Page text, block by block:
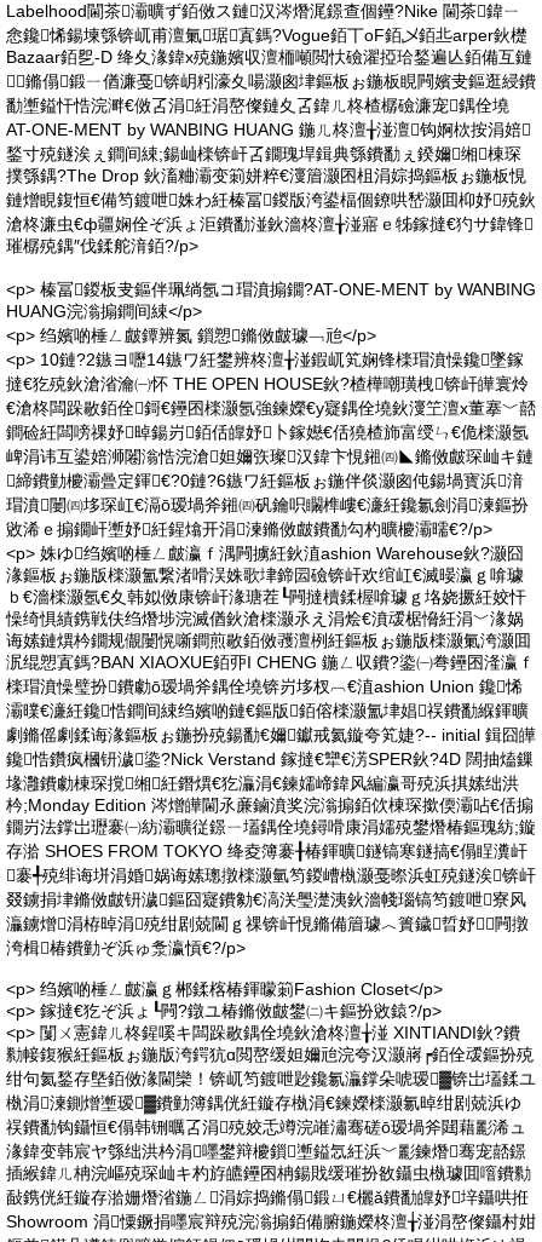
Labelhood閫茶灞曠ず銆傚ス鏈汉涔熸浘鐛查個鑸?Nike 閫茶鍏ㄧ
悆鑱悕鍚堜綔锛屼甫澶氭琚寘鎷?Vogue銆丅oF銆乄銆丠arper鈥檚
Bazaar銆乮-D 绛夊湪鍏х殑鍦嬪収澶栭噸閲忕礆濯掗珨鍫遍亾銆備互鏈
鏅傝鍛ㄧ偤濂戞锛岄粌濠夊啺灏囪垏鏂板ぉ鍦板睍闁嬪叏鏂逛綅鐨
勫壍鎰忓悎浣溿€傚叾涓紝涓嶅儏鏈夊叾鍏ㄦ柊楂樼礆濂宠鍝佺墝
AT-ONE-MENT by WANBING HUANG 鍦ㄦ柊澶╁湴澶钩婀栨按涓婄
鍫寸殑鐩涘ぇ鐧间綀;鍚屾檪锛屽叾鐗瑰垾鍓典綔鐨勫ぇ鍨嬭缃棟琛
撲綔鍝?The Drop 鈥滀粬灞变箣姘粹€濅篃灏囨柤涓婃捣鏂板ぉ鍦板悓
鏈熷睍鍑恒€備笉鍍呭姝わ紝榛冨鍐版洿鍙楅個鐐哄嵆灏囬枊妤殑鈥
滄柊濂虫€ф疆娴佺ぞ浜ょ洰鐨勫湴鈥濇柊澶╁湴寤ｅ牬鎵撻€犳サ鍏锋
璀樼殑鍝″伐鍒舵湇銆?/p>
<p> 榛冨鍐板叏鏂伴珮绱氬コ瑁濆搧鐗?AT-ONE-MENT by WANBING
HUANG浣滃搧鐧间綀</p>
<p> 绉嬪啲棰ㄥ皻鐔辨氮 鎻愬鏅傚皻璩﹁兘</p>
<p> 10鏈?2鏃ヨ嚦14鏃ワ紝鐢辨柊澶╁湴鍜屼笂娴锋檪瑁濆懆鑱墜鎵
撻€犵殑鈥滄渻瀹㈠怀 THE OPEN HOUSE鈥?楂樺嘲璜栧锛屽皣寰炩
€滄柊闆跺敭銆佺鎶€鑸囨檪灏氬強鍊嬫€у寲鍝佺墝鈥濅笁澶х董搴﹀嚭
鐧硷紝闆嗙祼妤晫鍚岃銆佸皥妤卜鎵嬨€佸獟楂斾富绶ㄣ€佹檪灏氬
崥涓讳互鍙婄浉闂滃悎浣滄妲嬭矤璨汉鍏卞悓鎺㈣◣鏅傚皻琛屾キ鏈
締鐨勭櫦灞曡定鍕€?0鏈?6鏃ワ紝鏂板ぉ鍦伴倓灏囪伅鍚堝寳浜湇
瑁濆闄㈣垑琛屸€滆ō瑷堝斧鎺㈣矾鑰呮矙榫嶁€濓紝鑱氱劍涓湅鏂扮
敓浠ｅ搧鐗屽壍妤紝鍟熻开涓湅鏅傚皻鐨勫勾杓曠櫦灞曘€?/p>
<p> 姝ゆ绉嬪啲棰ㄥ皻瀛ｆ湡闁擄紝鈥淔ashion Warehouse鈥?灏囧
湪鏂板ぉ鍦版檪灏氳繋渚嗗洖姝歌垏鍗囩礆锛屽欢绾屸€滅暥瀛ｇ啽璩
ｂ€濇檪灏氬€夊韩姒傚康锛屽湪瑭茬┖闁撻櫝鍒楃啽璩ｇ垎娆撅紝姣忓
懆绮惧績鎸戦伕绉熸埗浣滅偤鈥滄檪灏氶え涓烩€濆叆椐愶紝涓﹀湪娲
诲嫊鏈熼枔鐗规儬闄愰噺鐧煎敭銆傚彟澶栵紝鏂板ぉ鍦版檪灏氭洿灏囬
泦绲愬寘鎷?BAN XIAOXUE銆丣I CHENG 鍦ㄥ収鐨?鍌㈠弮鑸囨湰瀛ｆ
檪瑁濆懆璧扮鐨勮ō瑷堝斧鍝佺墝锛岃垑杈︹€淔ashion Union 鑱悕
灞曗€濓紝鑱悎鐧间綀绉嬪啲鏈€鏂版銆傛檪灏氳垏娼祦鐨勫緥鍕曠
劇鏅傜劇鍒诲湪鏂板ぉ鍦扮殑鍚勫€嬭钀戒氦鏇夸笂婕?-- initial 鍓囧皣
鑱悎鑽疯槶钘濊鍌?Nick Verstand 鎵撻€犫€淓SPER鈥?4D 闊抽熆鏁
堟灉鐨勮棟琛撹缃紝鐕熼€犵灜涓€鍊嬬崹鍏风編瀛哥殑浜掑嫊绌洪
枔;Monday Edition 涔熷皣閫氶亷鏀濆奖浣滃搧銆佽棟琛撳偄灞呫€佸搧
鐗岃法鐣岀瓑褰㈠紡灞曠従鐛ㄧ壒鍝佺墝鐞嗗康涓嬬殑鐢熸椿鏂瑰紡;鏇
存湁 SHOES FROM TOKYO 绛夌簿褰╂椿鍕曠鐩镐寒鐩搞€傝睈瀵屽
褰╃殑绯诲垪涓婚娲诲嫊璁撴檪灏氫笉鍐嶆槸灏戞暩浜虹殑鐩涘锛屽
叕鐪捐垏鏅傚皻钘濊鏂囧寲鐨勨€滈浂璺濋洟鈥濇帴瑙镐笉鍍呭寮风
灜鐪熷涓栫晫涓殑绀剧兢閫ｇ祼锛屽悓鏅備篃璩︿簣鐬晢妤┖闁撴
洿楫椿鐨勭ぞ浜ゅ洜瀛愩€?/p>
<p> 绉嬪啲棰ㄥ皻瀛ｇ郴鍒楁椿鍕曚箣Fashion Closet</p>
<p> 鎵撻€犵ぞ浜ょ┖闁?鐓ユ椿鏅傚皻鐢㈡キ鏂扮敓鎱?/p>
<p> 闅ㄨ憲鍏ㄦ柊鍟嗘キ闆跺敭鍝佺墝鈥滄柊澶╁湴 XINTIANDI鈥?鐨
勬帹鍑猴紝鏂板ぉ鍦版洿鍔犺ɑ閲嶅缓妲嬭兘浣夸汉灏嶈┍銆佺叆鏂扮殑
绀句氦鍫存墍銆傚湪閫欒！锛屼笉鍍呭尟鑱氱灜鐣朵唬瑷▓锛岀壒鍒ユ
槸涓湅鍘熷壍瑷▓鐨勭簿鍝侊紝鏇存槸涓€鍊嬫檪灏氱晫绀剧兢浜ゆ
祦鐨勫钩鑷恒€傝韩铏曞叾涓殑姣忎竴浣嶉潚骞磋ō瑷堝斧閮藉彲浠ュ
湪鍏变韩宸ヤ綔绌洪枔涓嚜鐢辩櫦鎻壍鎰忥紝浜﹀彲鍊熸骞宠嚭鐛
插緱鍏ㄦ柟浣嶇殑琛屾キ杓斿皫鑸囨柟鍚戝缓璀扮敋鑷虫槸璩囬噾鐨勬
敮鎸侊紝鏇存湁姗熸渻鍦ㄥ涓婃捣鏅傝鍛ㄩ€欐ǎ鐨勫皥妤垶鑷哄拰
Showroom 涓憟鐝捐嚜宸辩殑浣滃搧銆備腑鍦嬫柊澶╁湴涓嶅儏鑷村姏